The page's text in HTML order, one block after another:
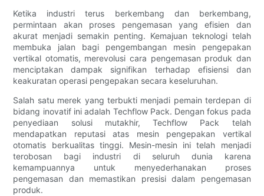
Ketika industri terus berkembang dan berkembang,
permintaan akan proses pengemasan yang efisien dan
akurat menjadi semakin penting. Kemajuan teknologi telah
membuka jalan bagi pengembangan mesin pengepakan
vertikal otomatis, merevolusi cara pengemasan produk dan
menciptakan dampak signifikan terhadap efisiensi dan
keakuratan operasi pengepakan secara keseluruhan.
Salah satu merek yang terbukti menjadi pemain terdepan di
bidang inovatif ini adalah Techflow Pack. Dengan fokus pada
penyediaan solusi mutakhir, Techflow Pack telah
mendapatkan reputasi atas mesin pengepakan vertikal
otomatis berkualitas tinggi. Mesin-mesin ini telah menjadi
terobosan bagi industri di seluruh dunia karena
kemampuannya untuk menyederhanakan proses
pengemasan dan memastikan presisi dalam pengemasan
produk.